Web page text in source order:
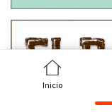
Inicio